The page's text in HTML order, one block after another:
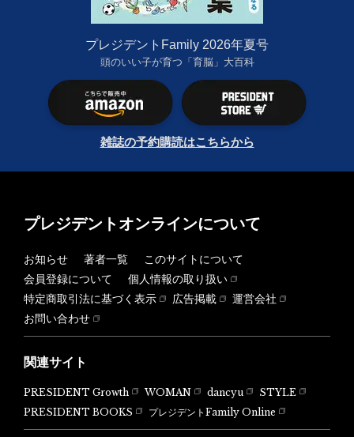
プレジデントFamily 2026年夏号
頭のいい子が育つ「育脳」大百科
雑誌の予約購読はこちらから
プレジデントオンラインについて
お知らせ 著者一覧
このサイトについて
会員登録について
個人情報の取り扱い
特定商取引法に基づく表示
広告掲載
運営会社
お問い合わせ
関連サイト
PRESIDENT Growth WOMAN dancyu
STYLE
PRESIDENT BOOKS
プレジデントFamily Online